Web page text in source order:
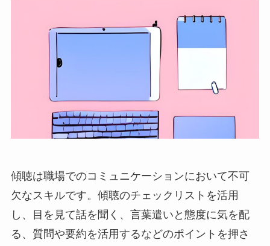
傾聴は職場でのコミュニケーションにおいて不可
欠なスキルです。傾聴のチェックリストを活用
し、目を見て話を聞く、言葉遣いと態度に気を配
る、質問や要約を活用するなどのポイントを押さ